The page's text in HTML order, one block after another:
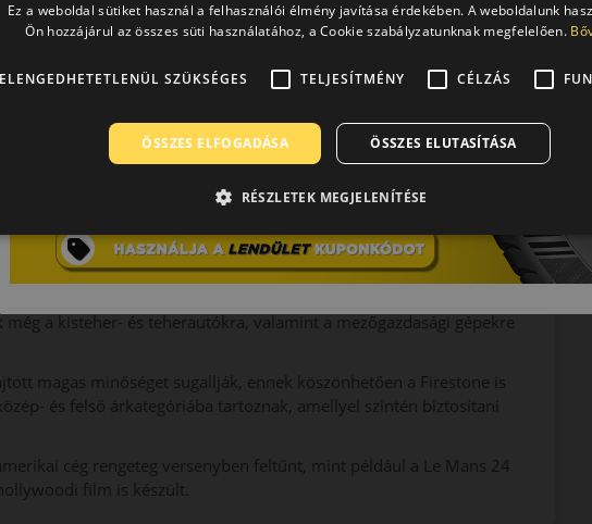
és a megbízhatósággal fonódott össze. Gumiabroncsaikat
szinte legjobbnak számít, ami számos független teszten
Ohióban. Már Henry Ford – a márka alapítójának jó barátja – az
választott, ezzel leadva az akkori iparág legnagyobb és
es évek közepére a világ legmeghatározóbb és legkiterjedtebb
es és Indy 500 futamot is a márka abroncsaival nyernek meg.
összeolvadt, hogy a hasonló értékeket képviselő két
Mind a mai napig a Bridgestone, mint a Firestone gyártója
okra is kínálják téli, nyári és négy évszakos abroncsaikat. Ezen
a kisteher- és teherautókra, valamint a mezőgazdasági gépekre
magas minőséget sugallják, ennek köszönhetően a Firestone is
és felső árkategóriába tartoznak, amellyel szintén biztosítani
cég rengeteg versenyben feltűnt, mint például a Le Mans 24
film is készült.
Ez a weboldal sütiket használ a felhasználói élmény javítása érdekében. A weboldalunk
Ön hozzájárul az összes süti használatához, a Cookie szabályzatunknak megfelelően.
ELENGEDHETETLENÜL SZÜKSÉGES TELJESÍTMÉNY CÉLZÁS
ÖSSZES ELFOGADÁSA ÖSSZES ELUTASÍTÁSA
RÉSZLETEK MEGJELENÍTÉSE